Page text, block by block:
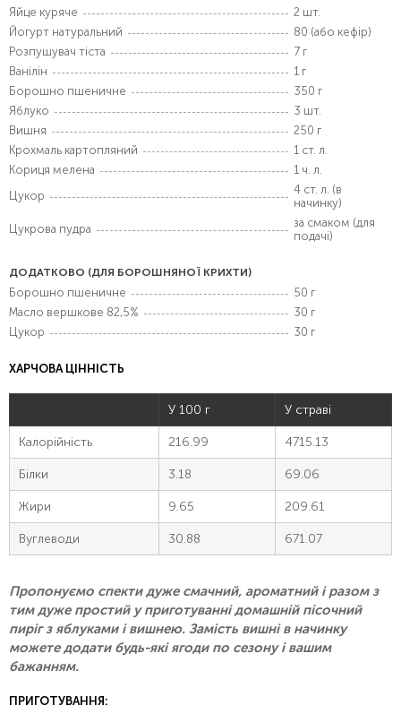
Яйце куряче
2 шт.
Йогурт натуральний
80 (або кефір)
Розпушувач тіста
7 г
Ванілін
1 г
Борошно пшеничне
350 г
Яблуко
3 шт.
Вишня
250 г
Крохмаль картопляний
1 ст. л.
Кориця мелена
1 ч. л.
Цукор
4 ст. л. (в
начинку)
Цукрова пудра
за смаком (для
подачі)
ДОДАТКОВО (ДЛЯ БОРОШНЯНОЇ КРИХТИ)
Борошно пшеничне
50 г
Масло вершкове 82,5%
30 г
Цукор
30 г
ХАРЧОВА ЦІННІСТЬ
У 100 г У страві
Калорійність 216.99 4715.13
Білки 3.18 69.06
Жири 9.65 209.61
Вуглеводи 30.88 671.07
Пропонуємо спекти дуже смачний, ароматний і разом з
тим дуже простий у приготуванні домашній пісочний
пиріг з яблуками і вишнею. Замість вишні в начинку
можете додати будь-які ягоди по сезону і вашим
бажанням.
ПРИГОТУВАННЯ: